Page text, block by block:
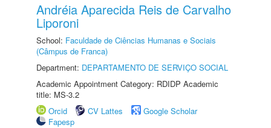
Andréia Aparecida Reis de Carvalho
Liporoni
School: Faculdade de Ciências Humanas e Sociais
(Câmpus de Franca)
Department: DEPARTAMENTO DE SERVIÇO SOCIAL
Academic Appointment Category: RDIDP Academic
title: MS-3.2
Orcid
CV Lattes
Google Scholar
Fapesp